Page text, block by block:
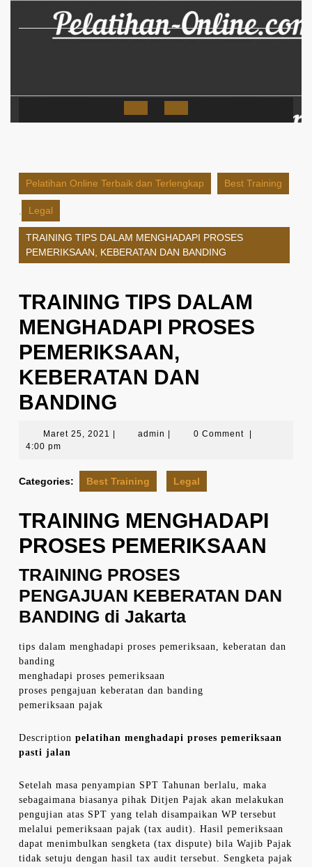
Open
Pelatihan Online Terbaik dan Terlengkap Best Training
Legal
TRAINING TIPS DALAM MENGHADAPI PROSES
PEMERIKSAAN, KEBERATAN DAN BANDING
TRAINING TIPS DALAM
MENGHADAPI PROSES
PEMERIKSAAN,
KEBERATAN DAN
BANDING
Maret 25, 2021 Maret
admin admin 0 Comment
4:00 pm
Categories: Best Training Legal
TRAINING MENGHADAPI
PROSES PEMERIKSAAN
TRAINING PROSES
PENGAJUAN KEBERATAN DAN
BANDING di Jakarta
tips dalam menghadapi proses pemeriksaan, keberatan dan
banding
menghadapi proses pemeriksaan
proses pengajuan keberatan dan banding
pemeriksaan pajak
Description pelatihan menghadapi proses pemeriksaan
pasti jalan
Setelah masa penyampian SPT Tahunan berlalu, maka
sebagaimana biasanya pihak Ditjen Pajak akan melakukan
pengujian atas SPT yang telah disampaikan WP tersebut
melalui pemeriksaan pajak (tax audit). Hasil pemeriksaan
dapat menimbulkan sengketa (tax dispute) bila Wajib Pajak
tidak setuju dengan hasil tax audit tersebut. Sengketa pajak